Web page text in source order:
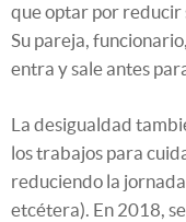
que optar por reducir
Su pareja,
entra y sale antes
La desigualdad
los trabajos para
reduciendo la
etcétera). En 2018,